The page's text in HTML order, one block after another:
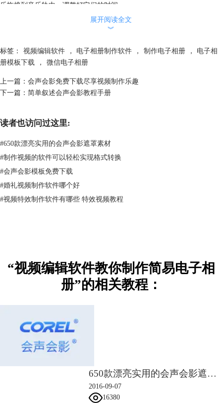
乐拖拽到音乐轨中，调整好它们的时间。
三、点击标题按钮，为每一张照片添加一个文字说明，或者配以一首小
四、为了让照片过渡更加生动自然，也让视频更加具有动感，我们还可以
展开阅读全文
︾
标签： 视频编辑软件 ， 电子相册制作软件 ， 制作电子相册 ，
电子相
册模板下载
， 微信电子相册
上一篇： 会声会影免费下载尽享视频制作乐趣
下一篇： 简单叙述会声会影教程手册
读者也访问过这里:
#650款漂亮实用的会声会影遮罩素材
#制作视频的软件可以轻松实现格式转换
#会声会影模板免费下载
#婚礼视频制作软件哪个好
#视频特效制作软件有哪些 特效视频教程
“视频编辑软件教你制作简易电子相
册”的相关教程：
650款漂亮实用的会声会影遮罩素材
2016-09-07
16380